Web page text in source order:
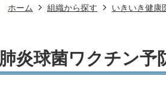
ホーム 組織から探す いきいき健康
炎球菌ワクチン予